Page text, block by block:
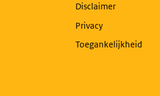
Disclaimer
Privacy
Toegankelijkheid